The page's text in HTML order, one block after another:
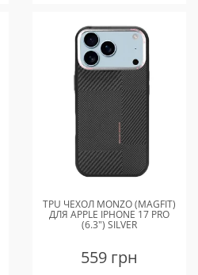
TPU ЧЕХОЛ MONZO (MAGFIT)
ДЛЯ APPLE IPHONE 17 PRO
(6.3") SILVER
559 грн